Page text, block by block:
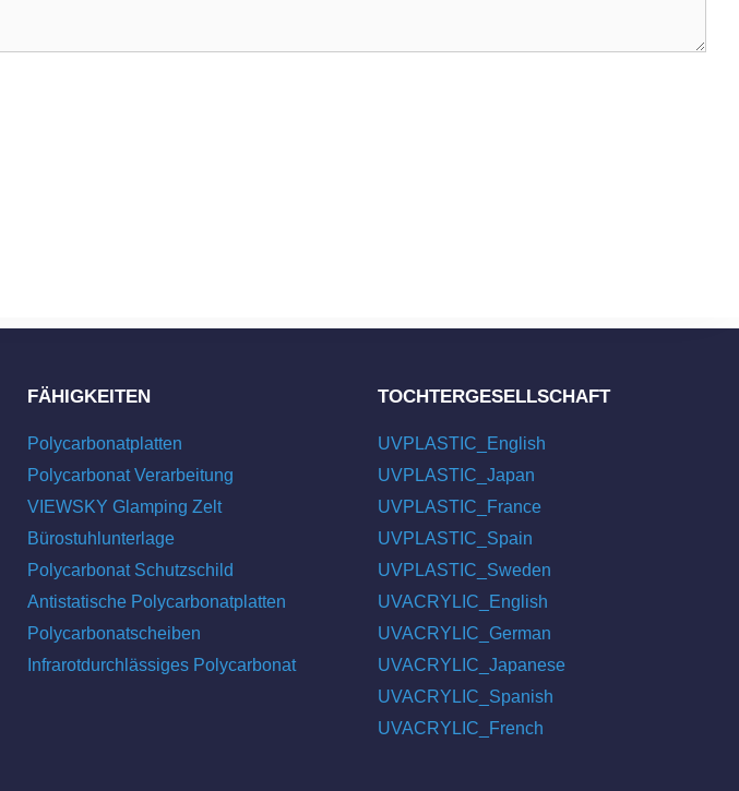
FÄHIGKEITEN
Polycarbonatplatten
Polycarbonat Verarbeitung
VIEWSKY Glamping Zelt
Bürostuhlunterlage
Polycarbonat Schutzschild
Antistatische Polycarbonatplatten
Polycarbonatscheiben
Infrarotdurchlässiges Polycarbonat
TOCHTERGESELLSCHAFT
UVPLASTIC_English
UVPLASTIC_Japan
UVPLASTIC_France
UVPLASTIC_Spain
UVPLASTIC_Sweden
UVACRYLIC_English
UVACRYLIC_German
UVACRYLIC_Japanese
UVACRYLIC_Spanish
UVACRYLIC_French